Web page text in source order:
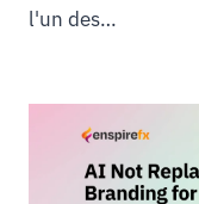
l'un des…